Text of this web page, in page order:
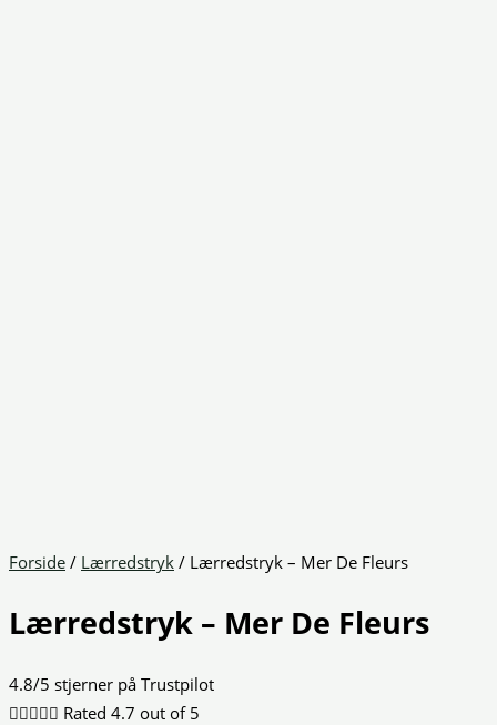
Forside / Lærredstryk / Lærredstryk – Mer De Fleurs
Lærredstryk – Mer De Fleurs
4.8/5 stjerner på Trustpilot
 Rated 4.7 out of 5